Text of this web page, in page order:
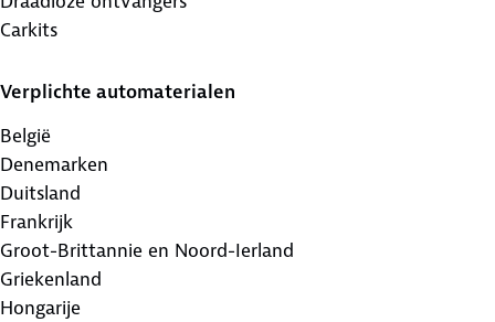
Carkits
Verplichte automaterialen
België
Denemarken
Duitsland
Frankrijk
Groot-Brittannie en Noord-Ierland
Griekenland
Hongarije